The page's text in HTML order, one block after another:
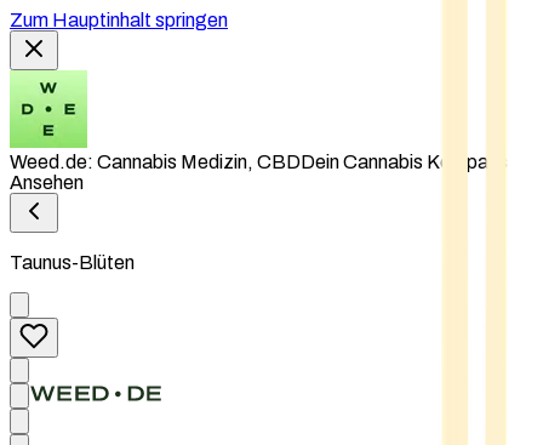
Zum Hauptinhalt springen
Weed.de: Cannabis Medizin, CBDDein Cannabis Kompass
Ansehen
Taunus-Blüten